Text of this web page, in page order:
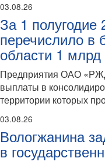
03.08.26
За 1
перечислило в
области 1 млрд
Предприятия ОАО
выплаты в
территории которых
03.08.26
Вологжанина
в